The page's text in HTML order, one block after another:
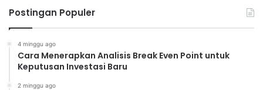
Postingan Populer
4 minggu ago
Cara Menerapkan Analisis Break Even Point untuk
Keputusan Investasi Baru
2 minggu ago